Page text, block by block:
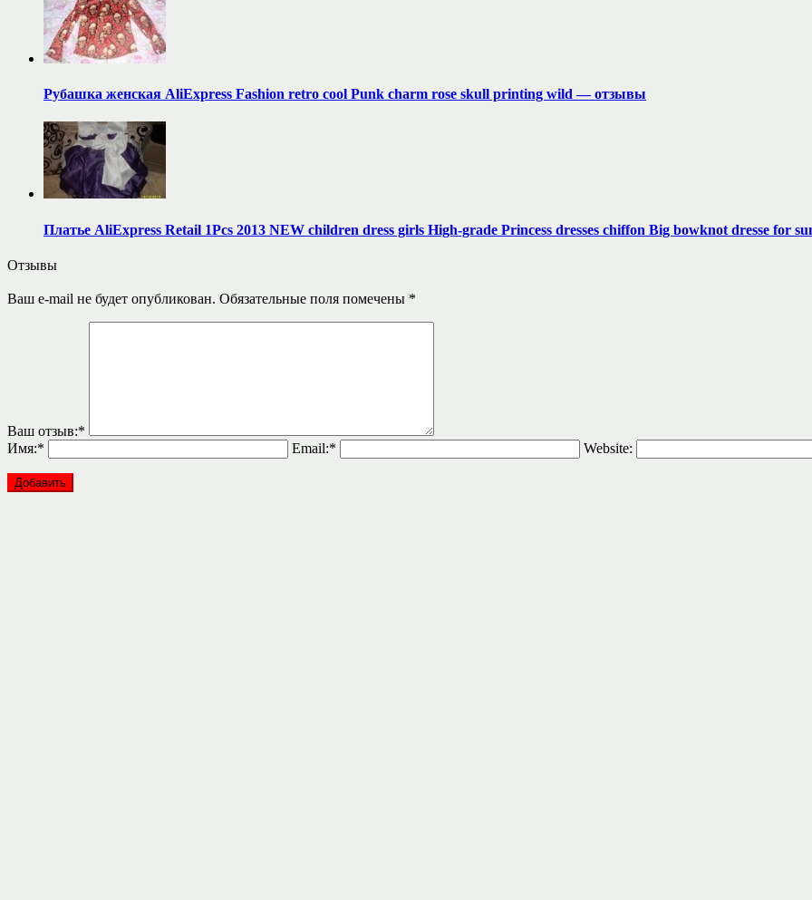
Рубашка женская AliExpress Fashion retro cool Punk charm rose skull printing wild — отзывы
Платье AliExpress Retail 1Pcs 2013 NEW children dress girls High-grade Princess dresses chiffon Big bowknot dresse for
Отзывы
Ваш e-mail не будет опубликован. Обязательные поля помечены *
Ваш отзыв:*
Имя:* Email:* Website: